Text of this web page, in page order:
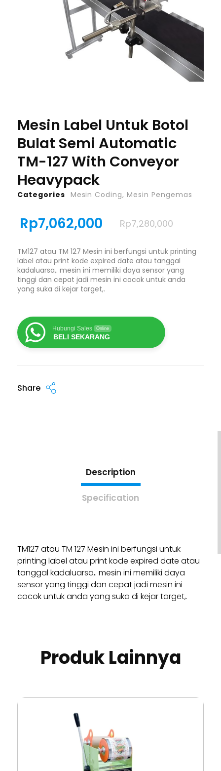
Mesin Label Untuk Botol
Bulat Semi Automatic
TM-127 With Conveyor
Heavypack
Rp7,062,000 Rp7,280,000
TM127 atau TM 127 Mesin ini berfungsi untuk printing
label atau print kode expired date atau tanggal
kadaluarsa,. mesin ini memiliki daya sensor yang
tinggi dan cepat jadi mesin ini cocok untuk anda
yang suka di kejar target,.
Hubungi Sales Online
BELI SEKARANG
Share
Categories Mesin Coding,Mesin Pengemas
Description
Specification
TM127 atau TM 127 Mesin ini berfungsi untuk
printing label atau print kode expired date atau
tanggal kadaluarsa,. mesin ini memiliki daya
sensor yang tinggi dan cepat jadi mesin ini
cocok untuk anda yang suka di kejar target,.
Produk Lainnya